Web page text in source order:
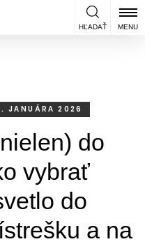
HĽADAŤ MENU
JANUÁRA 2026
do
vybrať
do
a na